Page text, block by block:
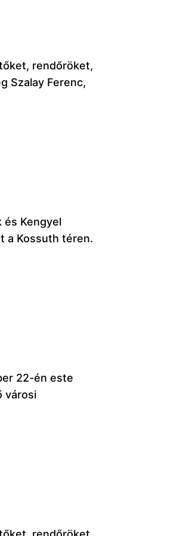
rendőröket,
Szalay Ferenc,
és Kengyel
a Kossuth téren.
22-én este
városi